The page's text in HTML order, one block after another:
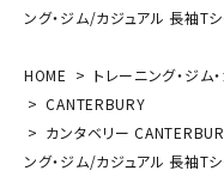
ング・ジム/カジュアル 長袖T
HOME トレーニング・ジム
CANTERBURY
カンタベリー
ング・ジム/カジュアル 長袖T